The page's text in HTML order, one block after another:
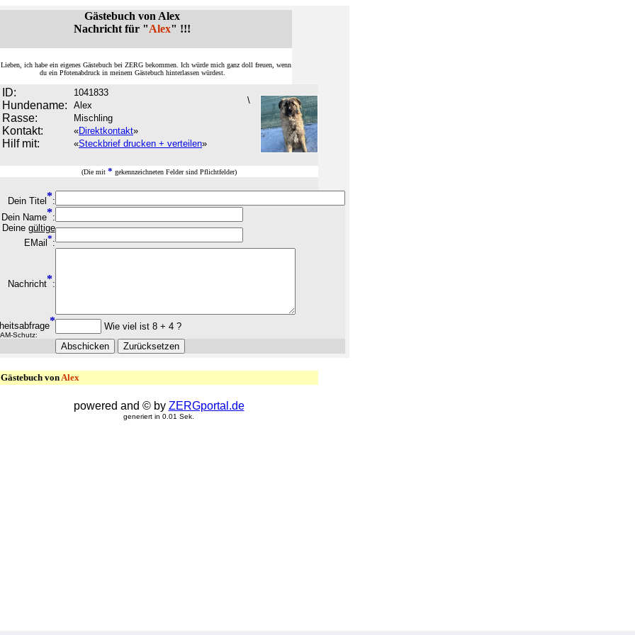
Gästebuch von Alex
Nachricht für "Alex" !!!
ich habe ein eigenes Gästebuch bei ZERG bekommen. Ich würde mich ganz doll freuen, wenn
du ein Pfotenabdruck in meinem Gästebuch hinterlassen würdest.
ID: 1041833
Hundename: Alex
Rasse: Mischling
Kontakt: «Direktkontakt»
Hilf mit: «Steckbrief drucken + verteilen»
\
(Die mit * gekennzeichneten Felder sind Pflichtfelder)
Dein Titel *:
Dein Name*:
Deine gültige
EMail *:
Nachricht*:
*
Schutz:
Wie viel ist 8 + 4 ?
Gästebuch vonAlex
powered and © by ZERGportal.de
generiert in 0.01 Sek.